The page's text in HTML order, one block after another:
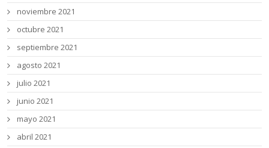
noviembre 2021
octubre 2021
septiembre 2021
agosto 2021
julio 2021
junio 2021
mayo 2021
abril 2021